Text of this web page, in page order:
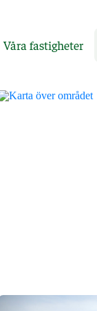
Våra fastigheter